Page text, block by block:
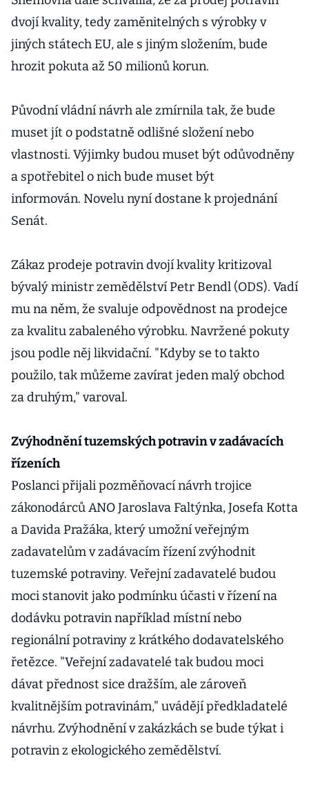
odejít
dvojí kvality, tedy zaměnitelných s výrobky v
jiných státech EU, ale s jiným složením, bude
hrozit pokuta až 50 milionů korun.
Původní vládní návrh ale zmírnila tak, že bude
muset jít o podstatně odlišné složení nebo
vlastnosti. Výjimky budou muset být odůvodněny
a spotřebitel o nich bude muset být
informován. Novelu nyní dostane k projednání
Senát.
Zákaz prodeje potravin dvojí kvality kritizoval
bývalý ministr zemědělství Petr Bendl (ODS). Vadí
mu na něm, že svaluje odpovědnost na prodejce
za kvalitu zabaleného výrobku. Navržené pokuty
jsou podle něj likvidační. "Kdyby se to takto
použilo, tak můžeme zavírat jeden malý obchod
za druhým," varoval.
Zvýhodnění tuzemských potravin v zadávacích
řízeních
Poslanci přijali pozměňovací návrh trojice
zákonodárců ANO Jaroslava Faltýnka, Josefa Kotta
a Davida Pražáka, který umožní veřejným
zadavatelům v zadávacím řízení zvýhodnit
tuzemské potraviny. Veřejní zadavatelé budou
moci stanovit jako podmínku účasti v řízení na
dodávku potravin například místní nebo
regionální potraviny z krátkého dodavatelského
řetězce. "Veřejní zadavatelé tak budou moci
dávat přednost sice dražším, ale zároveň
kvalitnějším potravinám," uvádějí předkladatelé
návrhu. Zvýhodnění v zakázkách se bude týkat i
potravin z ekologického zemědělství.